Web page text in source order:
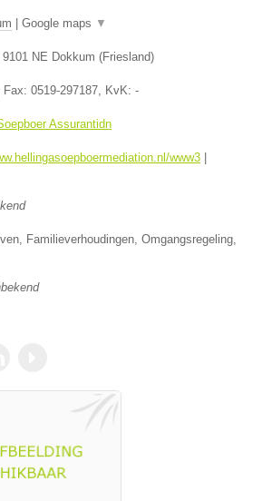
| Google maps ▼
9101 NE Dokkum (Friesland)
, Fax: 0519-297187 , KvK: -
Assurantidn
www3 |
Familieverhoudingen, Omgangsregeling,